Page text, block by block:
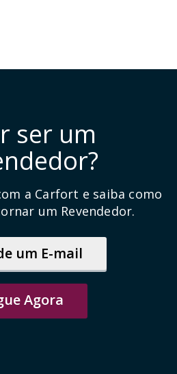
ser um
a Carfort e saiba como
um Revendedor.
um E-mail
Agora